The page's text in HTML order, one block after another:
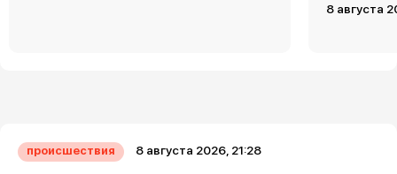
8 августа
происшествия 8 августа 2026, 21:28